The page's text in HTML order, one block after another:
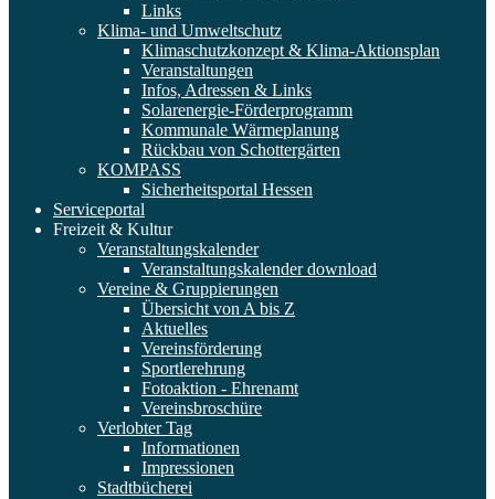
Links
Klima- und Umweltschutz
Klimaschutzkonzept & Klima-Aktionsplan
Veranstaltungen
Infos, Adressen & Links
Solarenergie-Förderprogramm
Kommunale Wärmeplanung
Rückbau von Schottergärten
KOMPASS
Sicherheitsportal Hessen
Serviceportal
Freizeit & Kultur
Veranstaltungskalender
Veranstaltungskalender download
Vereine & Gruppierungen
Übersicht von A bis Z
Aktuelles
Vereinsförderung
Sportlerehrung
Fotoaktion - Ehrenamt
Vereinsbroschüre
Verlobter Tag
Informationen
Impressionen
Stadtbücherei